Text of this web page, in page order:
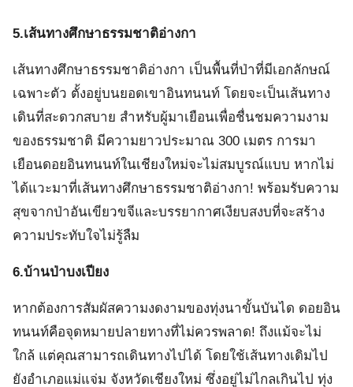
5.เส้นทางศึกษาธรรมชาติอ่างกา
เส้นทางศึกษาธรรมชาติอ่างกา เป็นพื้นที่ป่าที่มีเอกลักษณ์
เฉพาะตัว ตั้งอยู่บนยอดเขาอินทนนท์ โดยจะเป็นเส้นทาง
เดินที่สะดวกสบาย สำหรับผู้มาเยือนเพื่อชื่นชมความงาม
ของธรรมชาติ มีความยาวประมาณ 300 เมตร การมา
เยือนดอยอินทนนท์ในเชียงใหม่จะไม่สมบูรณ์แบบ หากไม่
ได้แวะมาที่เส้นทางศึกษาธรรมชาติอ่างกา! พร้อมรับความ
สุขจากป่าอันเขียวขจีและบรรยากาศเงียบสงบที่จะสร้าง
ความประทับใจไม่รู้ลืม
6.บ้านป่าบงเปียง
หากต้องการสัมผัสความงดงามของทุ่งนาขั้นบันได ดอยอิน
ทนนท์คือจุดหมายปลายทางที่ไม่ควรพลาด! ถึงแม้จะไม่
ใกล้ แต่คุณสามารถเดินทางไปได้ โดยใช้เส้นทางเดิมไป
ยังอำเภอแม่แจ่ม จังหวัดเชียงใหม่ ซึ่งอยู่ไม่ไกลเกินไป ทุ่ง